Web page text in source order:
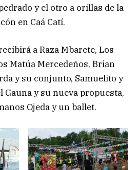
y el otro a orillas de la
en Caá Catí.
a Raza Mbarete, Los
Matúa Mercedeños, Brian
y su conjunto, Samuelito y
y su nueva propuesta,
Ojeda y un ballet.